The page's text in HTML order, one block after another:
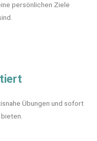
persönlichen Ziele
Übungen und sofort